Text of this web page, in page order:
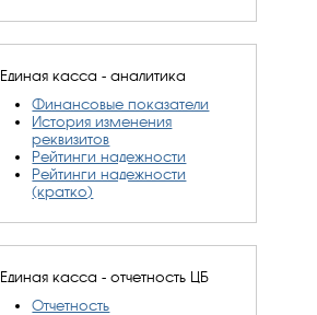
Единая касса - аналитика
Финансовые показатели
История изменения
реквизитов
Рейтинги надежности
Рейтинги надежности
(кратко)
Единая касса - отчетность ЦБ
Отчетность